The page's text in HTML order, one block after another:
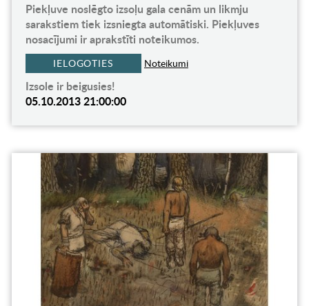
Piekļuve noslēgto izsoļu gala cenām un likmju
sarakstiem tiek izsniegta automātiski. Piekļuves
nosacījumi ir aprakstīti noteikumos.
IELOGOTIES Noteikumi
Izsole ir beigusies!
05.10.2013 21:00:00